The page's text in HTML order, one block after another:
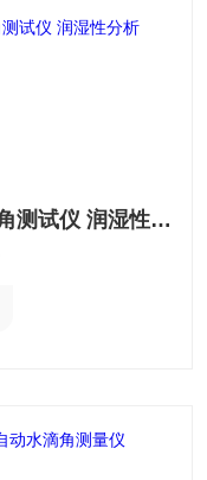
CA500倾斜接触角测量仪 滚动角测试仪 润湿性分析